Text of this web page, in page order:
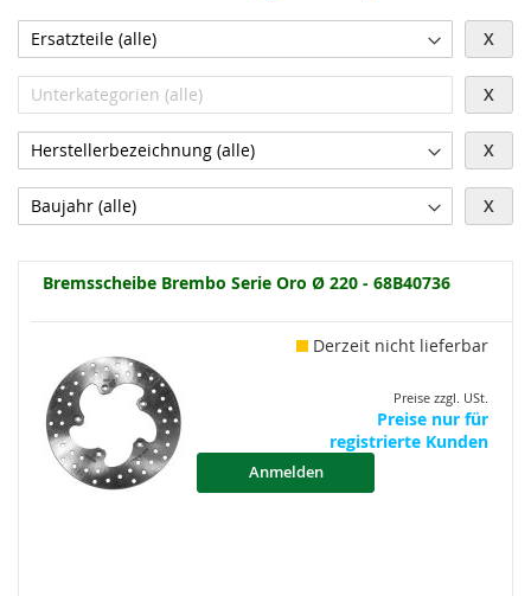
X
X
X
X
Bremsscheibe Brembo Serie Oro Ø 220 - 68B40736
Derzeit nicht lieferbar
Preise zzgl. USt.
Preise nur für
registrierte Kunden
Anmelden